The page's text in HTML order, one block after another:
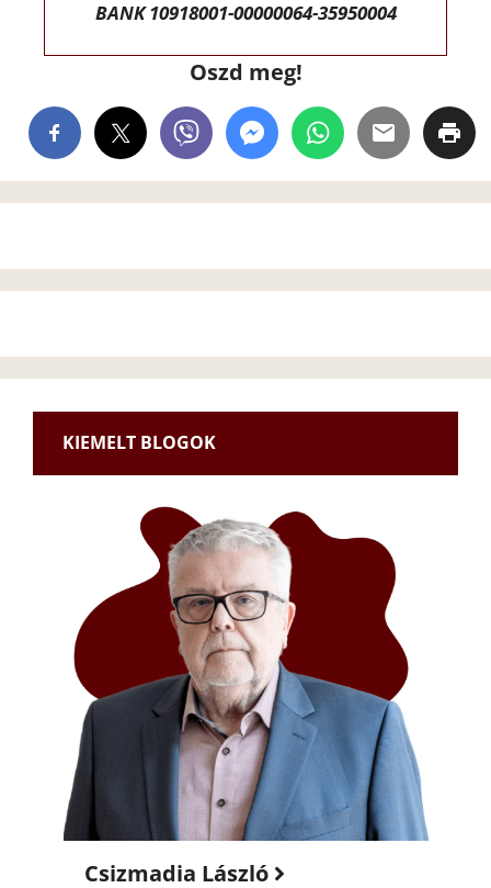
BANK 10918001-00000064-35950004
Oszd meg!
KIEMELT BLOGOK
Csizmadia László